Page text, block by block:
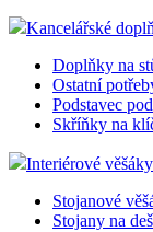
Kancelářské
Doplňky na
Ostatní
Podstavec
Skříňky na
Interiérové věšáky
Stojanové
Stojany na